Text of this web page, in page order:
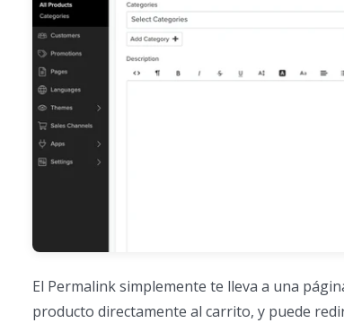
El Permalink simplemente te lleva a una
producto directamente al carrito, y puede